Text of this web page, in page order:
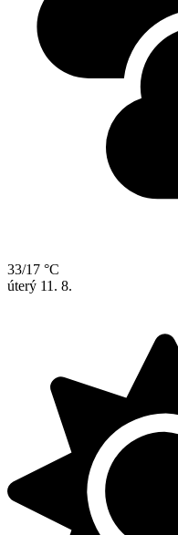
33/17 °C
úterý 11. 8.